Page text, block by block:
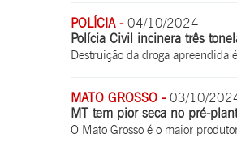
POLÍCIA - 04/10/2024
Polícia Civil incinera três
Destruição da droga apreendida
MATO GROSSO - 03/10/
MT tem pior seca no pré-
O Mato Grosso é o maior